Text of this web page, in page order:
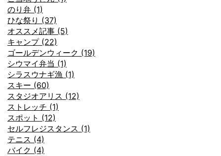
のり弁 (1)
ひな祭り (37)
オススメ記事 (5)
キャンプ (22)
ゴールデンウィーク (19)
シウマイ弁当 (1)
シラスウナギ漁 (1)
スキー (60)
スタジオアリス (12)
ストレッチ (1)
スポット (12)
セルフレジスタンス (1)
テニス (4)
バイク (4)